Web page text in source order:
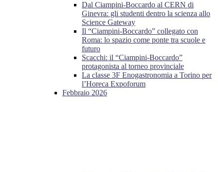
Dal Ciampini-Boccardo al CERN di
Ginevra: gli studenti dentro la scienza allo
Science Gateway
Il “Ciampini-Boccardo” collegato con
Roma: lo spazio come ponte tra scuole e
futuro
Scacchi: il “Ciampini-Boccardo”
protagonista al torneo provinciale
La classe 3F Enogastronomia a Torino per
l’Horeca Expoforum
Febbraio 2026